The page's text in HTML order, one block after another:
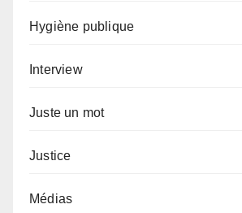
Hygiène publique
Interview
Juste un mot
Justice
Médias